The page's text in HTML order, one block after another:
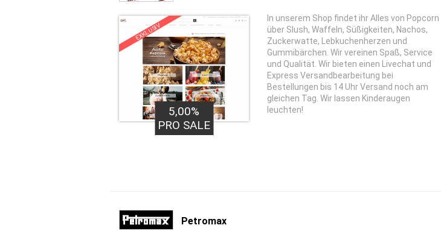
EXKLUSIV
5,00%
PRO SALE
In unserem Shop findet ihr Alles von Popcorn
über Slush, Waffeln, Süßigkeiten, Nachos,
Zuckerwatte, Lebkuchenherzen und
Gummibärchen. Wir vereinen Spaß, Service
und Qualität. Wir bieten einen Livechat und
Express Versandbearbeitung bei
Bestellungen bis 14 Uhr Versand noch am
gleichen Tag. Wir lassen Kinderaugen
leuchten!
Petromax